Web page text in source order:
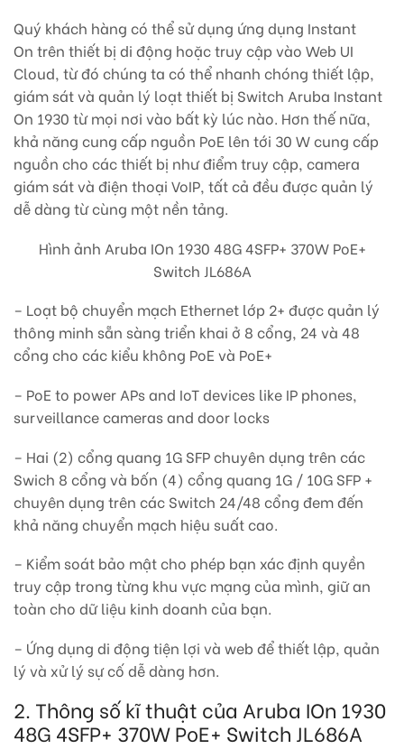
Quý khách hàng có thể sử dụng ứng dụng Instant
On trên thiết bị di động hoặc truy cập vào Web UI
Cloud, từ đó chúng ta có thể nhanh chóng thiết lập,
giám sát và quản lý loạt thiết bị Switch Aruba Instant
On 1930 từ mọi nơi vào bất kỳ lúc nào. Hơn thế nữa,
khả năng cung cấp nguồn PoE lên tới 30 W cung cấp
nguồn cho các thiết bị như điểm truy cập, camera
giám sát và điện thoại VoIP, tất cả đều được quản lý
dễ dàng từ cùng một nền tảng.
Hình ảnh Aruba IOn 1930 48G 4SFP+ 370W PoE+
Switch JL686A
– Loạt bộ chuyển mạch Ethernet lớp 2+ được quản lý
thông minh sẵn sàng triển khai ở 8 cổng, 24 và 48
cổng cho các kiểu không PoE và PoE+
– PoE to power APs and IoT devices like IP phones,
surveillance cameras and door locks
– Hai (2) cổng quang 1G SFP chuyên dụng trên các
Swich 8 cổng và bốn (4) cổng quang 1G / 10G SFP +
chuyên dụng trên các Switch 24/48 cổng đem đến
khả năng chuyển mạch hiệu suất cao.
– Kiểm soát bảo mật cho phép bạn xác định quyền
truy cập trong từng khu vực mạng của mình, giữ an
toàn cho dữ liệu kinh doanh của bạn.
– Ứng dụng di động tiện lợi và web để thiết lập, quản
lý và xử lý sự cố dễ dàng hơn.
2. Thông số kĩ thuật của Aruba IOn 1930
48G 4SFP+ 370W PoE+ Switch JL686A